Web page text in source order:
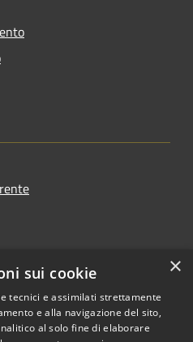
×
sui cookie
tecnici e assimilati strettamente
e alla navigazione del sito,
al solo fine di elaborare